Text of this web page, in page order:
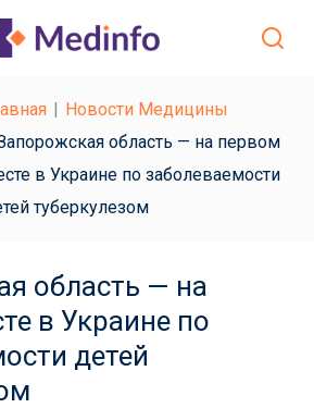
Новости Медицины
область — на первом
в Украине по заболеваемости
туберкулезом
область — на
в Украине по
детей